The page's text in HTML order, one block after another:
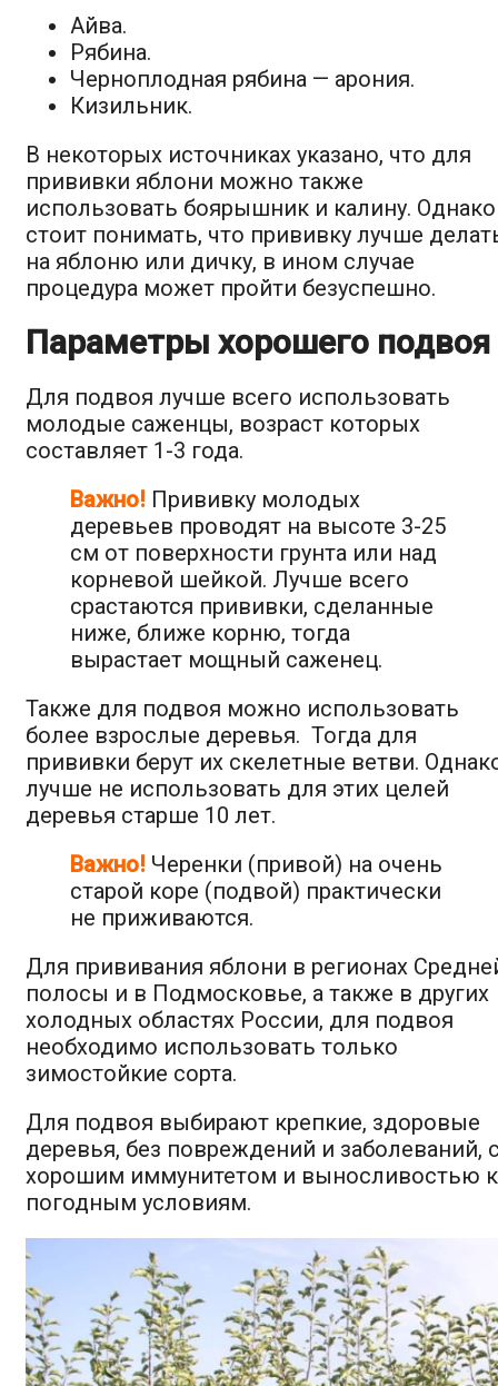
Айва.
Рябина.
Черноплодная рябина — арония.
Кизильник.
В некоторых источниках указано, что для
прививки яблони можно также
использовать боярышник и калину. Однако
стоит понимать, что прививку лучше
на яблоню или дичку, в ином случае
процедура может пройти безуспешно.
Параметры хорошего подвоя
Для подвоя лучше всего использовать
молодые саженцы, возраст которых
составляет 1-3 года.
Важно! Прививку молодых
деревьев проводят на высоте 3-25
см от поверхности грунта или над
корневой шейкой. Лучше всего
срастаются прививки, сделанные
ниже, ближе корню, тогда
вырастает мощный саженец.
Также для подвоя можно использовать
более взрослые деревья. Тогда для
прививки берут их скелетные ветви.
лучше не использовать для этих целей
деревья старше 10 лет.
Важно! Черенки (привой) на очень
старой коре (подвой) практически
не приживаются.
Для прививания яблони в регионах
полосы и в Подмосковье, а также в других
холодных областях России, для подвоя
необходимо использовать только
зимостойкие сорта.
Для подвоя выбирают крепкие, здоровые
деревья, без повреждений и заболеваний,
хорошим иммунитетом и выносливостью к
погодным условиям.